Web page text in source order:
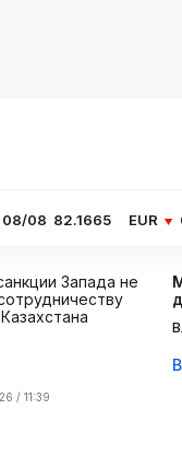
EUR 08/08
Запада не
/ 11:39